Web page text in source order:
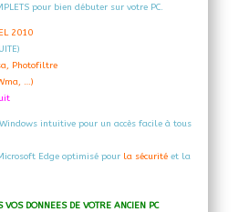
pour bien débuter sur votre PC.
2010
Photofiltre
…)
intuitive pour un accès facile à tous
Edge optimisé pour la sécurité et la
VOS DONNEES DE VOTRE ANCIEN PC